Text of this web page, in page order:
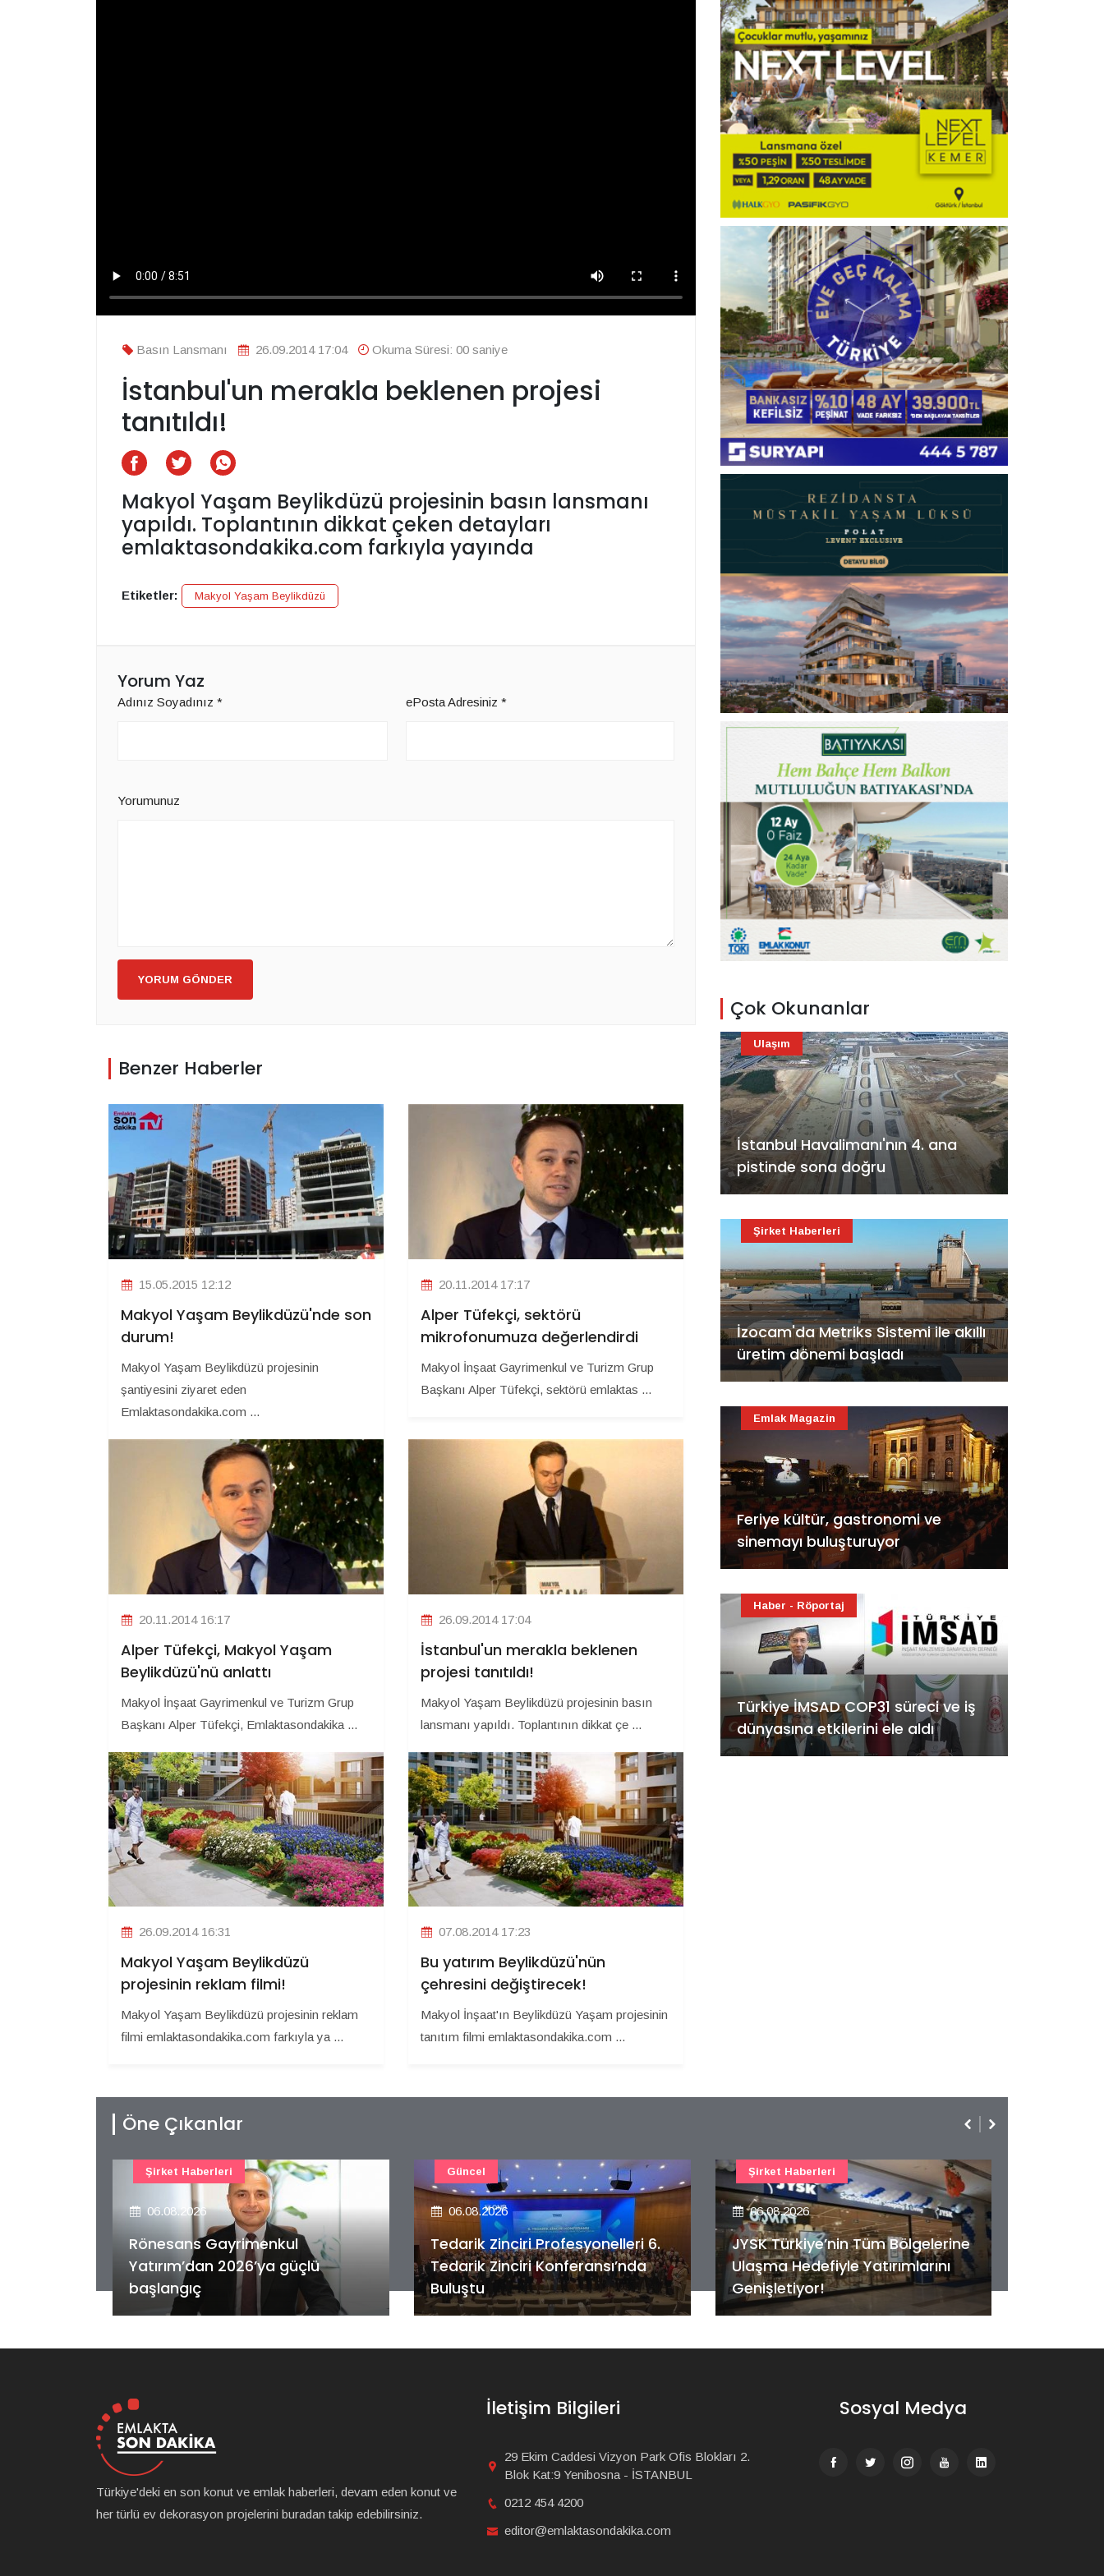
Basın Lansmanı 26.09.2014 17:04 Okuma Süresi: 00 saniye
İstanbul'un merakla beklenen projesi
tanıtıldı!
Makyol Yaşam Beylikdüzü projesinin basın lansmanı
yapıldı. Toplantının dikkat çeken detayları
emlaktasondakika.com farkıyla yayında
Etiketler: Makyol Yaşam Beylikdüzü
Yorum Yaz
Adınız Soyadınız * ePosta Adresiniz *
Yorumunuz
YORUM GÖNDER
Benzer Haberler
15.05.2015 12:12
Makyol Yaşam Beylikdüzü'nde son
durum!
Makyol Yaşam Beylikdüzü projesinin
şantiyesini ziyaret eden
Emlaktasondakika.com ...
20.11.2014 17:17
Alper Tüfekçi, sektörü
mikrofonumuza değerlendirdi
Makyol İnşaat Gayrimenkul ve Turizm Grup
Başkanı Alper Tüfekçi, sektörü emlaktas ...
20.11.2014 16:17
Alper Tüfekçi, Makyol Yaşam
Beylikdüzü'nü anlattı
Makyol İnşaat Gayrimenkul ve Turizm Grup
Başkanı Alper Tüfekçi, Emlaktasondakika ...
26.09.2014 17:04
İstanbul'un merakla beklenen
projesi tanıtıldı!
Makyol Yaşam Beylikdüzü projesinin basın
lansmanı yapıldı. Toplantının dikkat çe ...
26.09.2014 16:31
Makyol Yaşam Beylikdüzü
projesinin reklam filmi!
Makyol Yaşam Beylikdüzü projesinin reklam
filmi emlaktasondakika.com farkıyla ya ...
07.08.2014 17:23
Bu yatırım Beylikdüzü'nün
çehresini değiştirecek!
Makyol İnşaat'ın Beylikdüzü Yaşam projesinin
tanıtım filmi emlaktasondakika.com ...
Çok Okunanlar
İstanbul Havalimanı'nın 4. ana
pistinde sona doğru
Ulaşım
İzocam'da Metriks Sistemi ile akıllı
üretim dönemi başladı
Şirket Haberleri
Feriye kültür, gastronomi ve
sinemayı buluşturuyor
Emlak Magazin
Türkiye İMSAD COP31 süreci ve iş
dünyasına etkilerini ele aldı
Haber - Röportaj
Öne Çıkanlar
06.08.2026
Rönesans Gayrimenkul
Yatırım’dan 2026’ya güçlü
başlangıç
Şirket Haberleri
06.08.2026
Tedarik Zinciri Profesyonelleri 6.
Tedarik Zinciri Konferansı’nda
Buluştu
Güncel
06.08.2026
JYSK Türkiye’nin Tüm Bölgelerine
Ulaşma Hedefiyle Yatırımlarını
Genişletiyor!
Şirket Haberleri
Türkiye'deki en son konut ve emlak haberleri, devam eden konut ve
her türlü ev dekorasyon projelerini buradan takip edebilirsiniz.
İletişim Bilgileri
29 Ekim Caddesi Vizyon Park Ofis Blokları 2.
Blok Kat:9 Yenibosna - İSTANBUL
0212 454 4200
editor@emlaktasondakika.com
Sosyal Medya